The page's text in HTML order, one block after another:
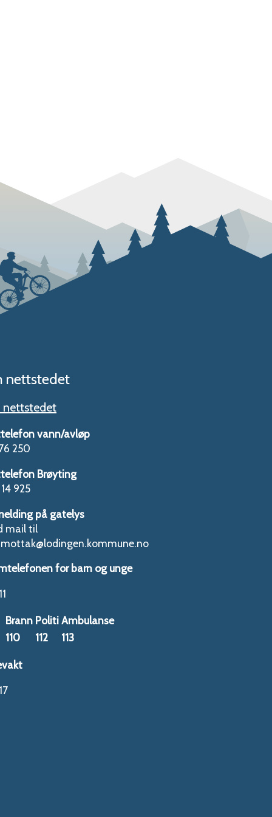
nettstedet
nettstedet
vann/avløp
250
Brøyting
925
på gatelys
mail til
for barn og unge
Brann PolitiAmbulanse
110
112 113